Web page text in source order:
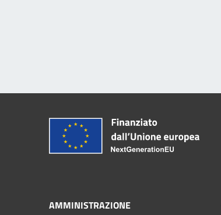
AMMINISTRAZIONE